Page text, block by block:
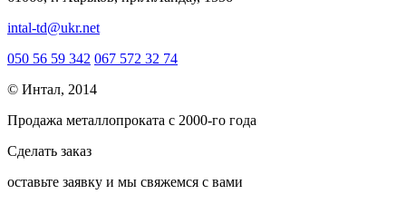
intal-td@ukr.net
050 56 59 342 067 572 32 74
© Интал, 2014
Продажа металлопроката с 2000-го года
Сделать заказ
оcтавьте заявку и мы свяжемся с вами